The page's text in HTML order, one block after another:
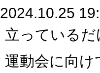
2024.10.25
立っている
運動会に向